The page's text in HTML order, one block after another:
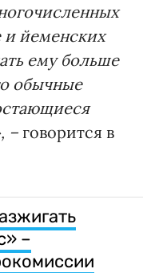
и йеменских
ему больше
обычные
– говорится в
–